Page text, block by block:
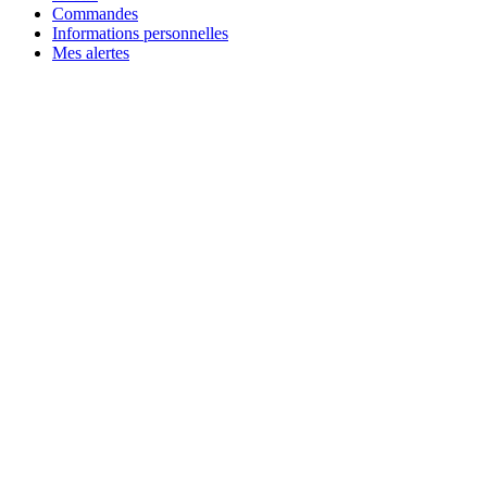
Commandes
Informations personnelles
Mes alertes